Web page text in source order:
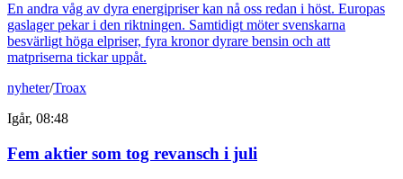
En andra våg av dyra energipriser kan nå oss redan i höst. Europas
gaslager pekar i den riktningen. Samtidigt möter svenskarna
besvärligt höga elpriser, fyra kronor dyrare bensin och att
matpriserna tickar uppåt.
nyheter/Troax
Igår, 08:48
Fem aktier som tog revansch i juli